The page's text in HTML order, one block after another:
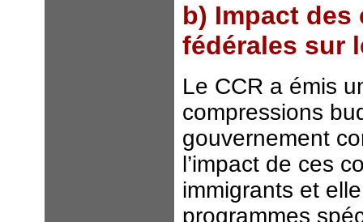
b) Impact
fédérales sur
Le CCR a émis
compressions
gouvernement
l’impact de ces
immigrants et
programmes